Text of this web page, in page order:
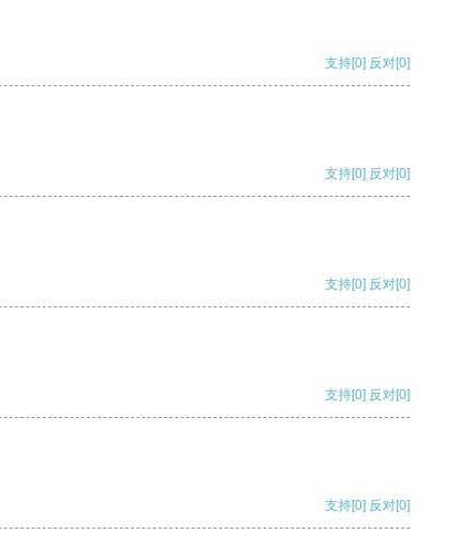
支持[0] 反对[0]
支持[0] 反对[0]
支持[0] 反对[0]
支持[0] 反对[0]
支持[0] 反对[0]